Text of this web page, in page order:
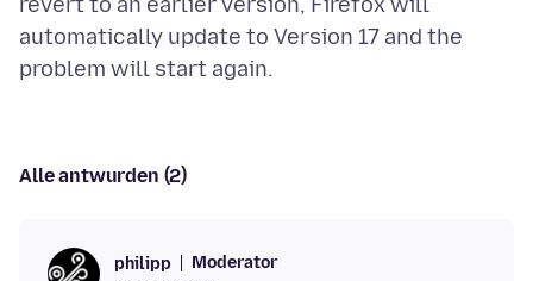
automatically update to Version 17 and the
Alle antwurden (2)
philipp Moderator